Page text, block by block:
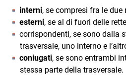
interni, se compresi fra le due
esterni, se al di fuori delle rette
corrispondenti, se sono dalla
trasversale, uno interno e
coniugati, se sono entrambi
stessa parte della trasversale.